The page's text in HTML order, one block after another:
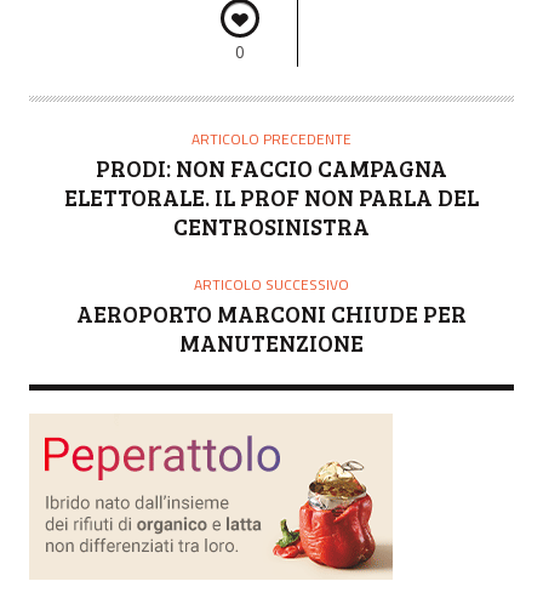
0
ARTICOLO PRECEDENTE
PRODI: NON FACCIO CAMPAGNA
ELETTORALE. IL PROF NON PARLA DEL
CENTROSINISTRA
ARTICOLO SUCCESSIVO
AEROPORTO MARCONI CHIUDE PER
MANUTENZIONE